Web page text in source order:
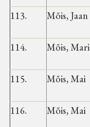
113.
Mõis, Jaan
114.
Mõis, Mari
115.
Mõis, Mai
116.
Mõis, Mai